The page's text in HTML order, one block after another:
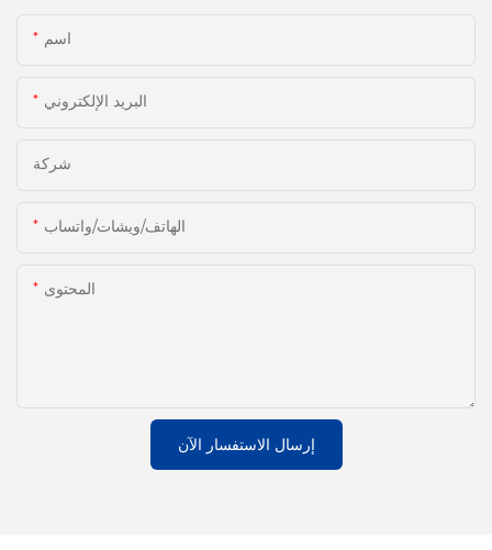
اسم
البريد الإلكتروني
شركة
الهاتف/ويشات/واتساب
المحتوى
إرسال الاستفسار الآن